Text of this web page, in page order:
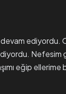
devam
Nefesim
eğip